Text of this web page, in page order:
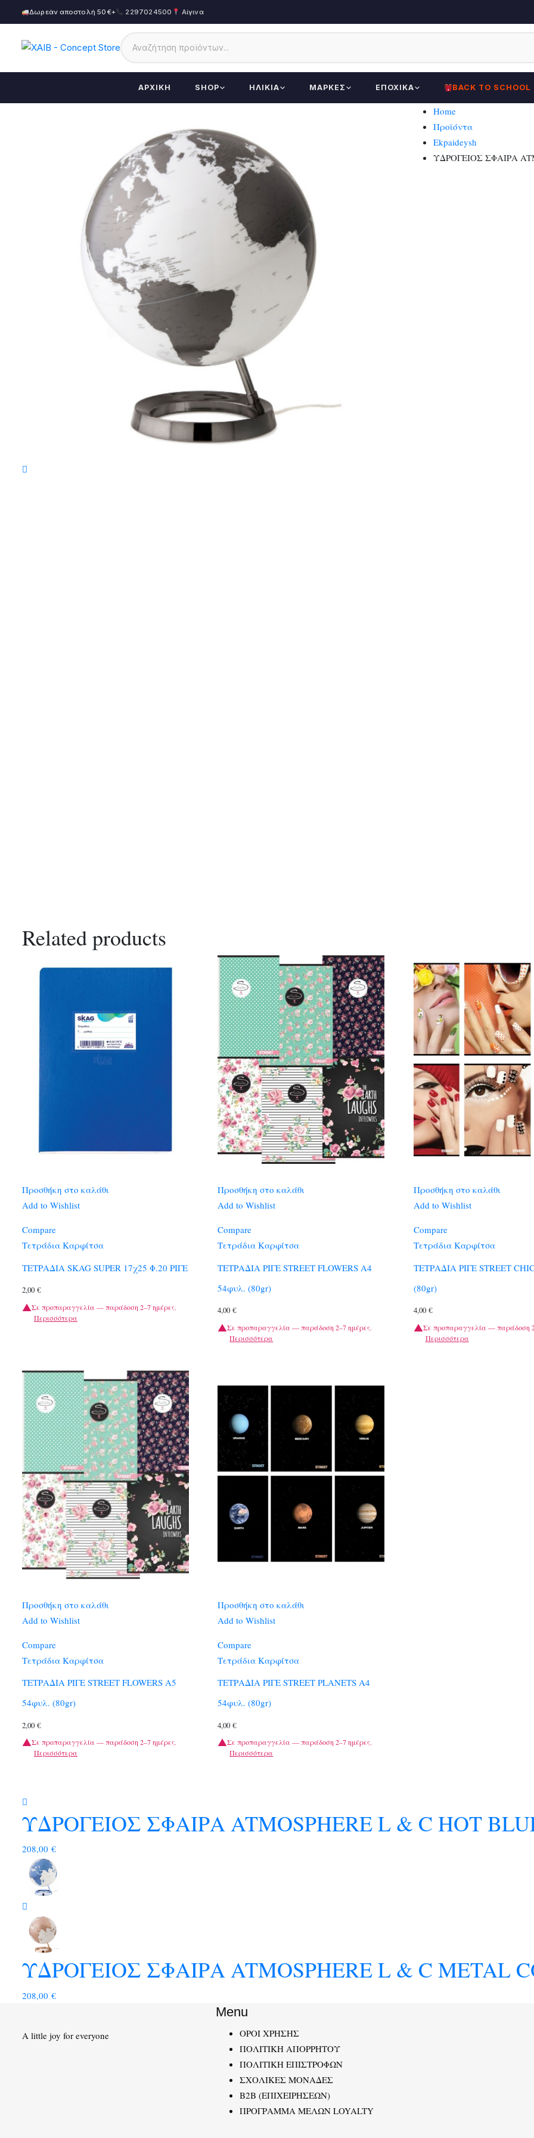
Δωρεάν αποστολή 50€+ 2297024500 Αίγινα
ΑΡΧΙΚΉ SHOP ΗΛΙΚΊΑ ΜΆΡΚΕΣ ΕΠΟΧΙΚΆ BACK TO SCHOOL
Home
Προϊόντα
Ekpaideysh
ΥΔΡΟΓΕΙΟΣ ΣΦΑΙΡΑ
Related products
Προσθήκη στο καλάθι
Add to Wishlist
Compare
Τετράδια Καρφίτσα
ΤΕΤΡΑΔΙΑ SKAG SUPER 17χ25 Φ.20 ΡΙΓΕ
2,00 €
Σε προπαραγγελία — παράδοση 2–7 ημέρες.
Περισσότερα
Προσθήκη στο καλάθι
Add to Wishlist
Compare
Τετράδια Καρφίτσα
ΤΕΤΡΑΔΙΑ ΡΙΓΕ STREET FLOWERS A4
54φυλ. (80gr)
4,00€
Σε προπαραγγελία — παράδοση 2–7 ημέρες.
Περισσότερα
Προσθήκη στο καλάθι
Add to Wishlist
Compare
Τετράδια Καρφίτσα
ΤΕΤΡΑΔΙΑ ΡΙΓΕ STREET
(80gr)
4,00 €
Σε προπαραγγελία — παράδοση
Περισσότερα
Προσθήκη στο καλάθι
Add to Wishlist
Compare
Τετράδια Καρφίτσα
ΤΕΤΡΑΔΙΑ ΡΙΓΕ STREET FLOWERS A5
54φυλ. (80gr)
2,00 €
Σε προπαραγγελία — παράδοση 2–7 ημέρες.
Περισσότερα
Προσθήκη στο καλάθι
Add to Wishlist
Compare
Τετράδια Καρφίτσα
ΤΕΤΡΑΔΙΑ ΡΙΓΕ STREET PLANETS A4
54φυλ. (80gr)
4,00€
Σε προπαραγγελία — παράδοση 2–7 ημέρες.
Περισσότερα
ΥΔΡΟΓΕΙΟΣ ΣΦΑΙΡΑ ATMOSPHERE L & C HOT
208,00 €
ΥΔΡΟΓΕΙΟΣ ΣΦΑΙΡΑ ATMOSPHERE L & C METAL
208,00 €
A little joy for everyone
Menu
ΟΡΟΙ ΧΡΗΣΗΣ
ΠΟΛΙΤΙΚΗ ΑΠΟΡΡΗΤΟΥ
ΠΟΛΙΤΙΚΗ ΕΠΙΣΤΡΟΦΩΝ
ΣΧΟΛΙΚΕΣ ΜΟΝΑΔΕΣ
B2B (ΕΠΙΧΕΙΡΗΣΕΩΝ)
ΠΡΟΓΡΑΜΜΑ ΜΕΛΩΝ LOYALTY